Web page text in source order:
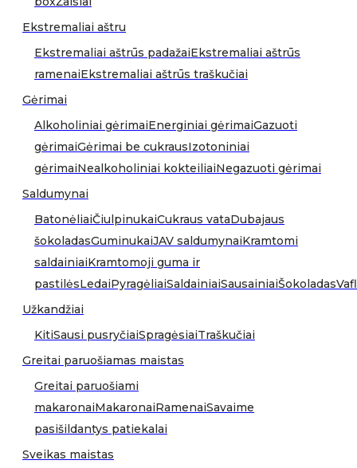
Ekstremaliai aštru
Ekstremaliai aštrūs padažaiEkstremaliai aštrūs
ramenaiEkstremaliai aštrūs traškučiai
Gėrimai
Alkoholiniai gėrimaiEnerginiai gėrimaiGazuoti
gėrimaiGėrimai be cukrausIzotoniniai
gėrimaiNealkoholiniai kokteiliaiNegazuoti gėrimai
Saldumynai
BatonėliaiČiulpinukaiCukraus vataDubajaus
šokoladasGuminukaiJAV saldumynaiKramtomi
saldainiaiKramtomoji guma ir
pastilėsLedaiPyragėliaiSaldainiaiSausainiaiŠokoladas
Užkandžiai
KitiSausi pusryčiaiSpragėsiaiTraškučiai
Greitai paruošiamas maistas
Greitai paruošiami
makaronaiMakaronaiRamenaiSavaime
pasišildantys patiekalai
Sveikas maistas